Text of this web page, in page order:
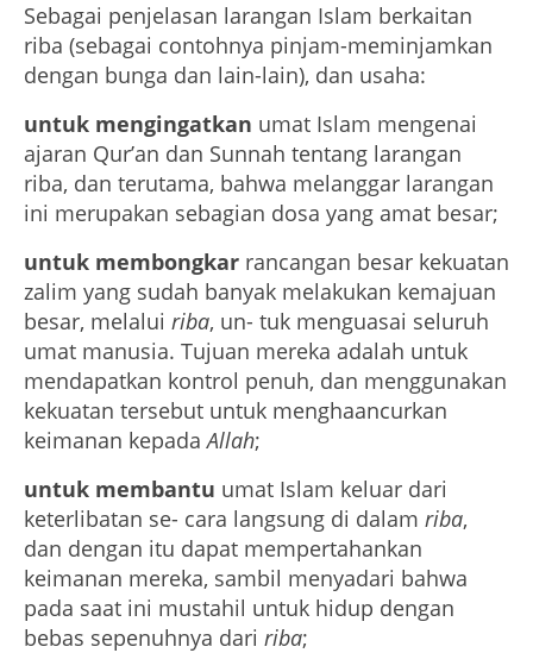
Sebagai penjelasan larangan Islam berkaitan
riba (sebagai contohnya pinjam-meminjamkan
dengan bunga dan lain-lain), dan usaha:
untuk mengingatkan umat Islam mengenai
ajaran Qur’an dan Sunnah tentang larangan
riba, dan terutama, bahwa melanggar larangan
ini merupakan sebagian dosa yang amat besar;
untuk membongkar rancangan besar kekuatan
zalim yang sudah banyak melakukan kemajuan
besar, melalui riba, un- tuk menguasai seluruh
umat manusia. Tujuan mereka adalah untuk
mendapatkan kontrol penuh, dan menggunakan
kekuatan tersebut untuk menghaancurkan
keimanan kepadaAllah;
untuk membantu umat Islam keluar dari
keterlibatan se- cara langsung di dalam riba,
dan dengan itu dapat mempertahankan
keimanan mereka, sambil menyadari bahwa
pada saat ini mustahil untuk hidup dengan
bebas sepenuhnya dari riba;